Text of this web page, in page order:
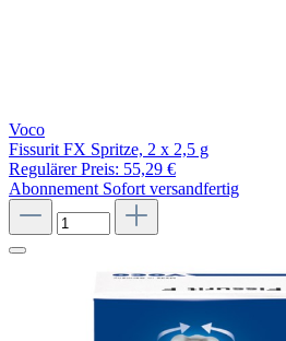
Voco
Fissurit FX Spritze, 2 x 2,5 g
Regulärer Preis: 55,29 €
Abonnement Sofort versandfertig